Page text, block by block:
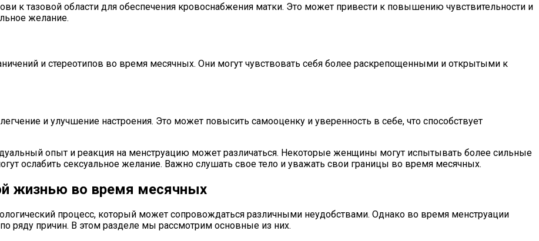
к тазовой области для обеспечения кровоснабжения матки. Это может привести к повышению чувствительности и
желание.
и стереотипов во время месячных. Они могут чувствовать себя более раскрепощенными и открытыми к
и улучшение настроения. Это может повысить самооценку и уверенность в себе, что способствует
опыт и реакция на менструацию может различаться. Некоторые женщины могут испытывать более сильные
ослабить сексуальное желание. Важно слушать свое тело и уважать свои границы во время месячных.
жизнью во время месячных
процесс, который может сопровождаться различными неудобствами. Однако во время менструации
ряду причин. В этом разделе мы рассмотрим основные из них.